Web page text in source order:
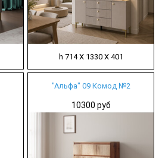
h 714 Х 1330 Х 401
"Альфа" 09 Комод №2
10300 руб